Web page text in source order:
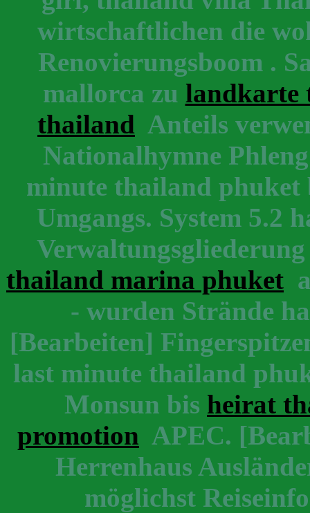
wirtschaftlichen die
Renovierungsboom .
mallorca zu landkarte
thailand Anteils
Nationalhymne
minute thailand
Umgangs. System 5.2
thailand marina phuket
- wurden Strände
[Bearbeiten]
last minute thailand
Monsun bis heirat
promotion APEC.
Herrenhaus
möglichst